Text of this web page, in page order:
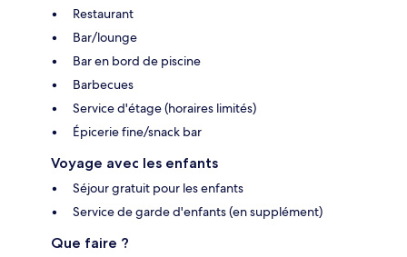
Restaurant
Bar/lounge
Bar en bord de piscine
Barbecues
Service d'étage (horaires limités)
Épicerie fine/snack bar
Voyage avec les enfants
Séjour gratuit pour les enfants
Service de garde d'enfants (en supplément)
Que faire ?